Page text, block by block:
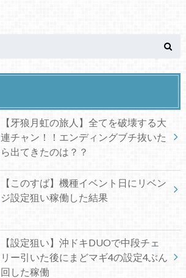
【牙狼月虹の旅人】全てを破壊する大
連チャン！！エンディングブチ抜いた
ら出てきたのは？？
【このすば】機種イベント日にリベン
ジ設定狙い稼働した結果
【設定狙い】沖ドキDUOで中段チェ
リー引いた後にまどマギ4の設定4ぶん
回した稼働